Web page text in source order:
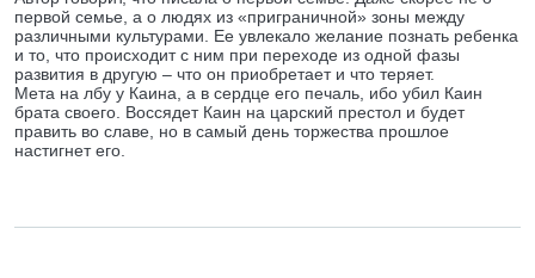
первой семье, а о людях из «приграничной» зоны между
различными культурами. Ее увлекало желание познать ребенка
и то, что происходит с ним при переходе из одной фазы
развития в другую – что он приобретает и что теряет.
Мета на лбу у Каина, а в сердце его печаль, ибо убил Каин
брата своего. Воссядет Каин на царский престол и будет
править во славе, но в самый день торжества прошлое
настигнет его.